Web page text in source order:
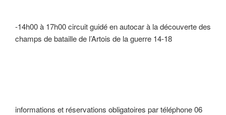
-14h00 à 17h00 circuit guidé en autocar à la découverte des
champs de bataille de l’Artois de la guerre 14-18
informations et réservations obligatoires par téléphone 06